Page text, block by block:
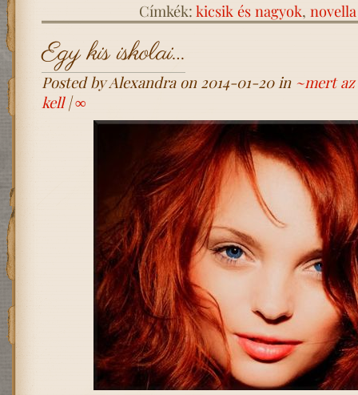
Címkék: kicsik és nagyok,
Egy kis iskolai…
Posted by Alexandra on 2014-01-20 in ~mert
kell|∞